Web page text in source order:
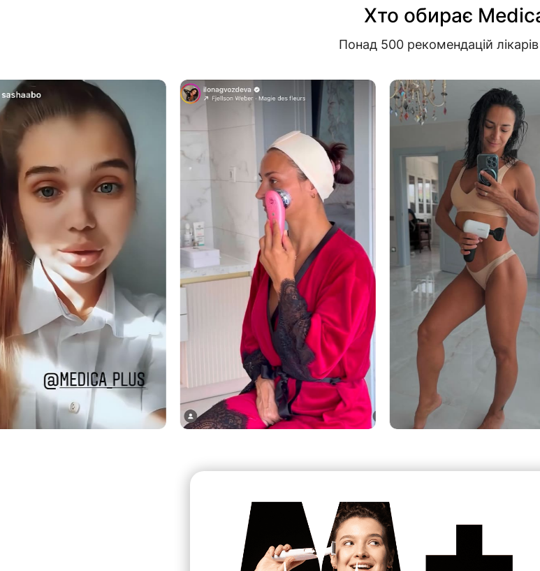
Хто обирає
Понад 500 рекомендацій лікарів